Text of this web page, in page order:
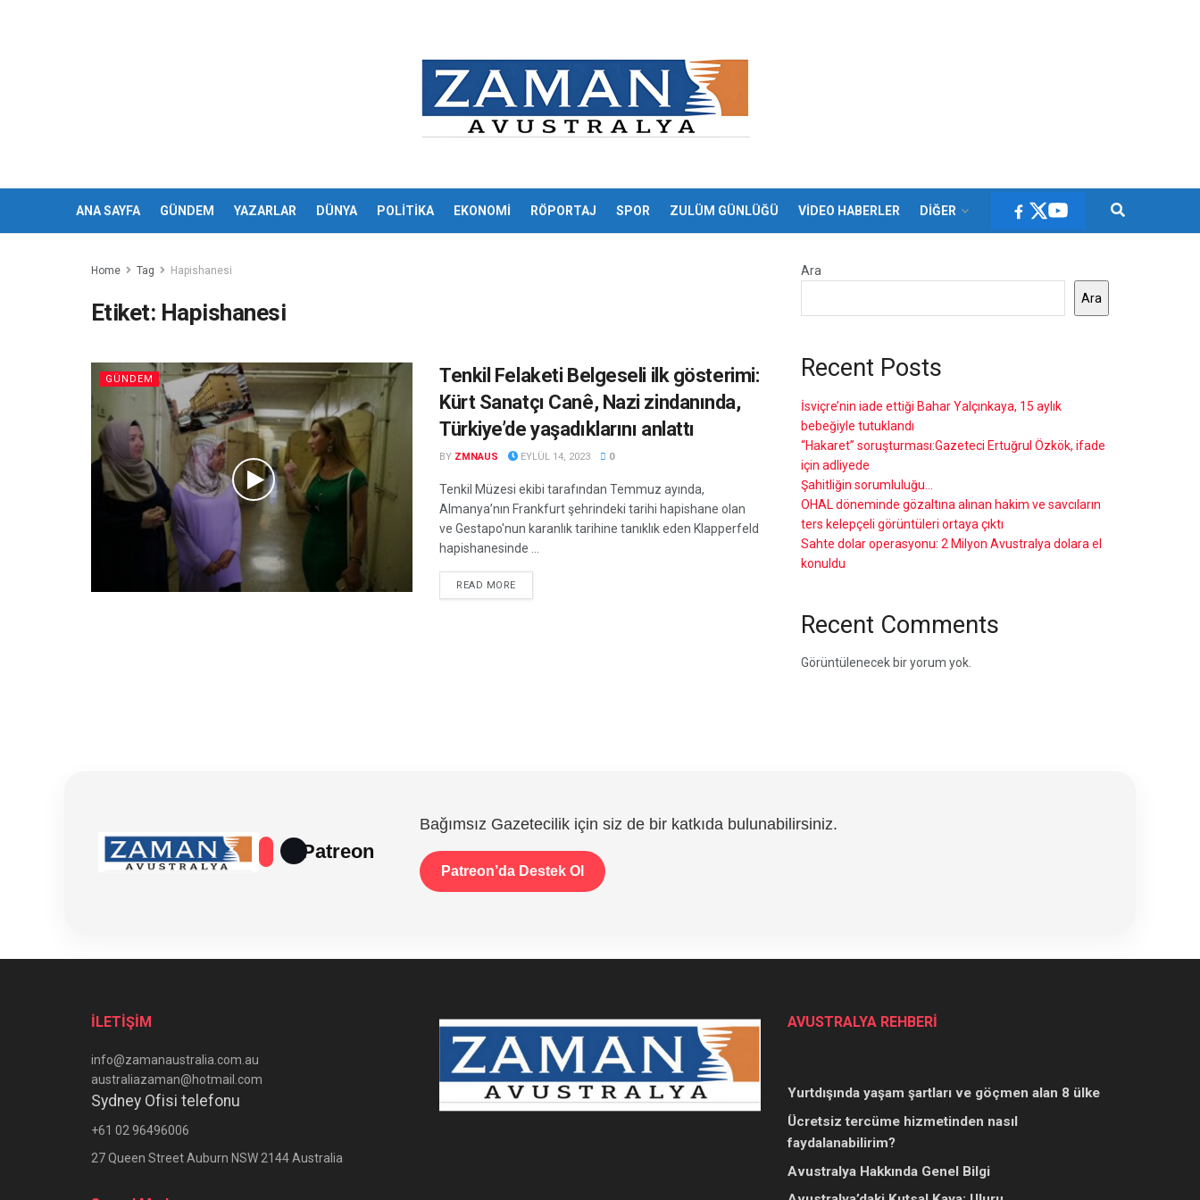
ANA SAYFA GÜNDEM YAZARLAR DÜNYA POLİTİKA EKONOMİ RÖPORTAJ SPOR ZULÜM GÜNLÜĞÜ VİDEO HABERLER DİĞER
Home Tag Hapishanesi
Etiket: Hapishanesi
GÜNDEM
Tenkil Felaketi Belgeseli ilk gösterimi:
Kürt Sanatçı Canê, Nazi zindanında,
Türkiye’de yaşadıklarını anlattı
BY ZMNAUS EYLÜL 14, 2023 0
Tenkil Müzesi ekibi tarafından Temmuz ayında,
Almanya’nın Frankfurt şehrindeki tarihi hapishane olan
ve Gestapo'nun karanlık tarihine tanıklık eden Klapperfeld
hapishanesinde ...
READ MOREDETAILS
Ara
Ara
Recent Posts
İsviçre’nin iade ettiği Bahar Yalçınkaya, 15 aylık
bebeğiyle tutuklandı
“Hakaret” soruşturması:Gazeteci Ertuğrul Özkök, ifade
için adliyede
Şahitliğin sorumluluğu…
OHAL döneminde gözaltına alınan hakim ve savcıların
ters kelepçeli görüntüleri ortaya çıktı
Sahte dolar operasyonu: 2 Milyon Avustralya dolara el
konuldu
Recent Comments
Görüntülenecek bir yorum yok.
Patreon
Bağımsız Gazetecilik için siz de bir katkıda bulunabilirsiniz.
Patreon’da Destek Ol
İLETİŞİM
info@zamanaustralia.com.au
australiazaman@hotmail.com
Sydney Ofisi telefonu
+61 02 96496006
27 Queen Street Auburn NSW 2144 Australia
AVUSTRALYA REHBERİ
Yurtdışında yaşam şartları ve göçmen alan 8 ülke
Ücretsiz tercüme hizmetinden nasıl
faydalanabilirim?
Avustralya Hakkında Genel Bilgi